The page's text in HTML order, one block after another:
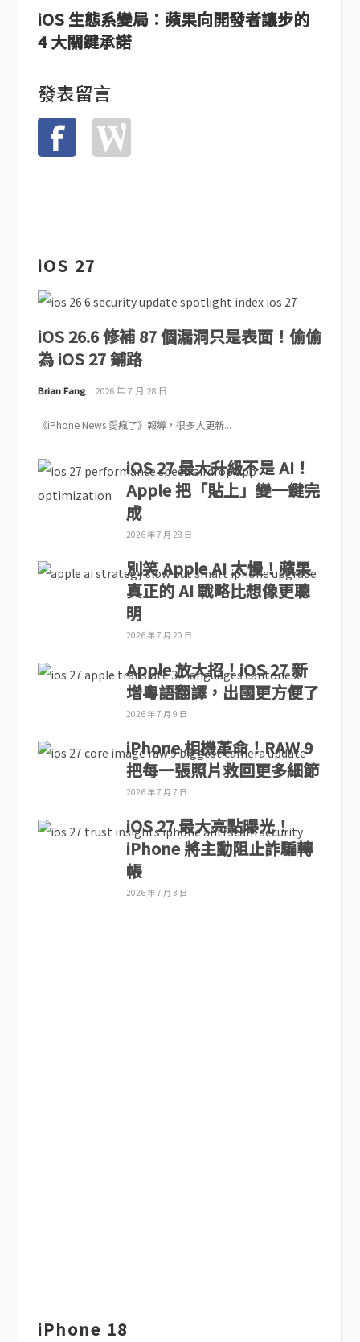
iOS 生態系變局：蘋果向開發者讓步的
4 大關鍵承諾
發表留言
iOS 27
iOS 26.6 修補 87 個漏洞只是表面！偷偷
為 iOS 27 鋪路
Brian Fang 2026 年 7 月 28 日
《iPhone News 愛瘋了》報導，很多人更新...
iOS 27 最大升級不是 AI！
Apple 把「貼上」變一鍵完
成
2026 年 7 月 28 日
別笑 Apple AI 太慢！蘋果
真正的 AI 戰略比想像更聰
明
2026 年 7 月 20 日
Apple 放大招！iOS 27 新
增粵語翻譯，出國更方便了
2026 年 7 月 9 日
iPhone 相機革命！RAW 9
把每一張照片救回更多細節
2026 年 7 月 7 日
iOS 27 最大亮點曝光！
iPhone 將主動阻止詐騙轉
帳
2026 年 7 月 3 日
iPhone 18